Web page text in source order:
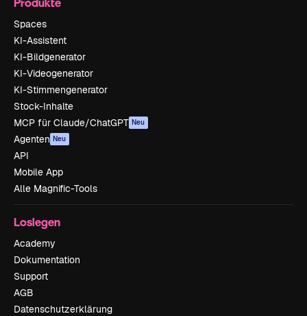
Spaces
KI-Assistent
KI-Bildgenerator
KI-Videogenerator
KI-Stimmengenerator
Stock-Inhalte
MCP für Claude/ChatGPT Neu
Agenten Neu
API
Mobile App
Alle Magnific-Tools
Loslegen
Academy
Dokumentation
Support
AGB
Datenschutzerklärung